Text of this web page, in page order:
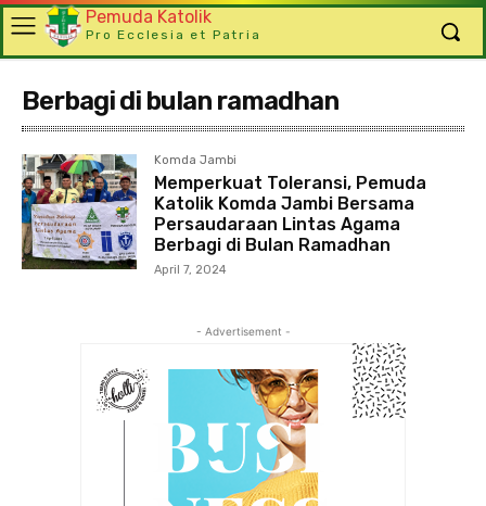
Pemuda Katolik
Pro Ecclesia et Patria
Berbagi di bulan ramadhan
Komda Jambi
Memperkuat Toleransi, Pemuda
Katolik Komda Jambi Bersama
Persaudaraan Lintas Agama
Berbagi di Bulan Ramadhan
April 7, 2024
- Advertisement -